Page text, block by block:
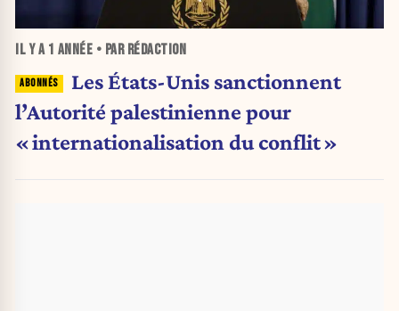
IL Y A 1 ANNÉE • PAR RÉDACTION
Les États-Unis sanctionnent
l’Autorité palestinienne pour
« internationalisation du conflit »